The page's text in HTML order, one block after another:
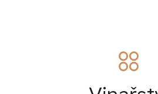
k
y